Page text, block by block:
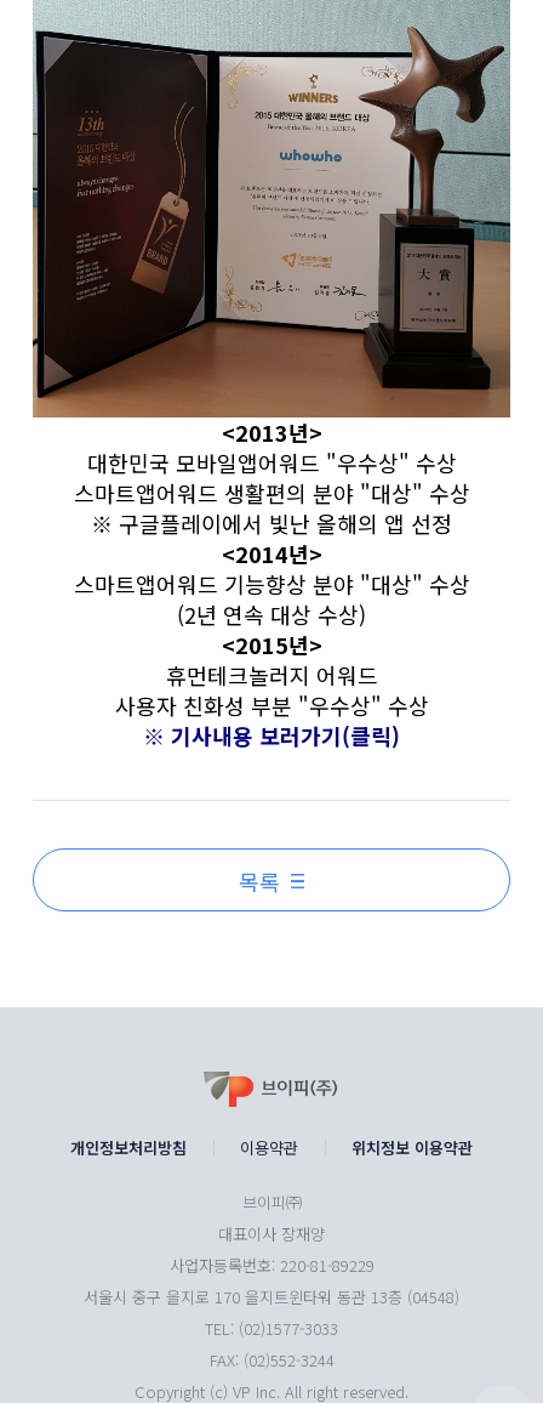
<2013년>
대한민국 모바일앱어워드 "우수상" 수상
스마트앱어워드 생활편의 분야 "대상" 수상
※ 구글플레이에서 빛난 올해의 앱 선정
<2014년>
스마트앱어워드 기능향상 분야 "대상" 수상
(2년 연속 대상 수상)
<2015년>
휴먼테크놀러지 어워드
사용자 친화성 부분 "우수상" 수상
※ 기사내용 보러가기(클릭)
목록
개인정보처리방침 이용약관 위치정보 이용약관
브이피㈜
대표이사 장재양
사업자등록번호: 220-81-89229
서울시 중구 을지로 170 을지트윈타워 동관 13층 (04548)
TEL: (02)1577-3033
FAX: (02)552-3244
Copyright (c) VP Inc. All right reserved.